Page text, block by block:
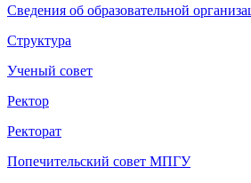
Сведения об образовательной
Структура
Ученый совет
Ректор
Ректорат
Попечительский совет МПГУ